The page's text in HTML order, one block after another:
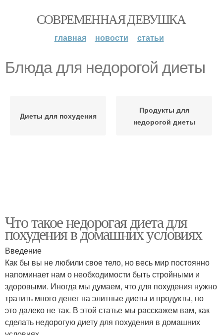
СОВРЕМЕННАЯ ДЕВУШКА
главная новости статьи
Блюда для недорогой диеты
Диеты для похудения
Продукты для
недорогой диеты
Что такое недорогая диета для
похудения в домашних условиях
Введение
Как бы вы не любили свое тело, но весь мир постоянно
напоминает нам о необходимости быть стройными и
здоровыми. Иногда мы думаем, что для похудения нужно
тратить много денег на элитные диеты и продукты, но
это далеко не так. В этой статье мы расскажем вам, как
сделать недорогую диету для похудения в домашних